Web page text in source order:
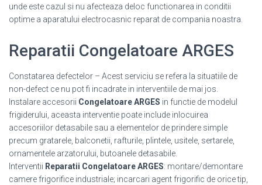
unde este cazul si nu afecteaza deloc functionarea in conditii
optime a aparatului electrocasnic reparat de compania noastra.
Reparatii Congelatoare ARGES
Constatarea defectelor – Acest serviciu se refera la situatiile de
non-defect ce nu pot fi incadrate in interventiile de mai jos.
Instalare accesorii Congelatoare ARGES in functie de modelul
frigiderului, aceasta interventie poate include inlocuirea
accesoriilor detasabile sau a elementelor de prindere simple
precum gratarele, balconetii, rafturile, plintele, usitele, sertarele,
ornamentele arzatorului, butoanele detasabile.
Interventii Reparatii Congelatoare ARGES: montare/demontare
camere frigorifice industriale; incarcari agent frigorific de orice tip,